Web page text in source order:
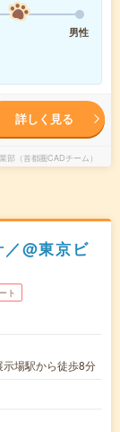
男性
詳しく見る
（首都圏CADチーム）
@東京ビ
ト
場駅から徒歩8分